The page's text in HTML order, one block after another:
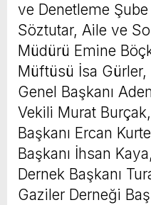
ve Denetleme
Söztutar, Aile ve
Müdürü Emine
Müftüsü İsa
Genel Başkanı
Vekili Murat
Başkanı Ercan
Başkanı İhsan
Dernek Başkanı
Gaziler Derneği